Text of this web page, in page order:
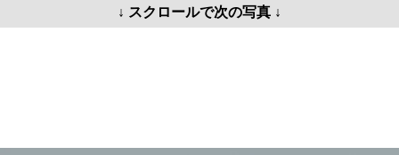
↓ スクロールで次の写真 ↓